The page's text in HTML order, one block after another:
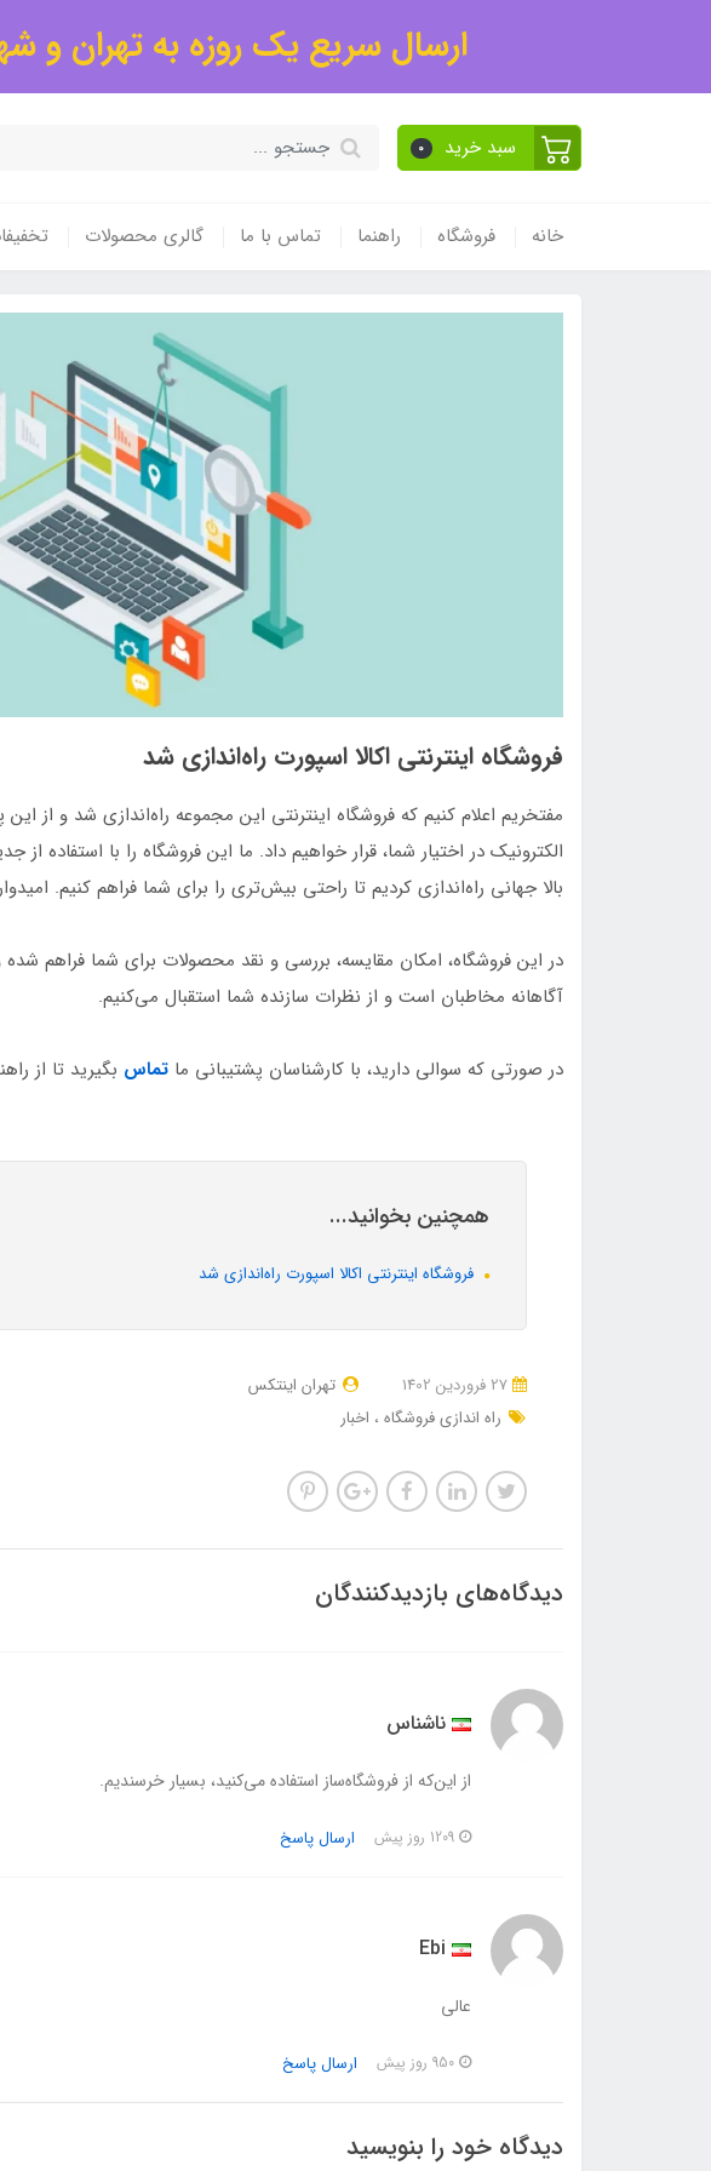
ارسال سریع یک روزه به تهران و
سبد خرید 0
خانه فروشگاه راهنما تماس با ما گالری محصولات
فروشگاه اینترنتی اکالا اسپورت راه‌اندازی شد
مفتخریم اعلام کنیم که فروشگاه اینترنتی این مجموعه راه‌اندازی شد و
الکترونیک در اختیار شما، قرار خواهیم داد. ما این فروشگاه را با استفاده از
بالا جهانی راه‌اندازی کردیم تا راحتی بیش‌تری را برای شما فراهم کنیم.
در این فروشگاه، امکان مقایسه، بررسی و نقد محصولات برای شما فراهم
آگاهانه مخاطبان است و از نظرات سازنده شما استقبال می‌کنیم.
در صورتی که سوالی دارید، با کارشناسان پشتیبانی ما تماس بگیرید تا از
همچنین بخوانید...
فروشگاه اینترنتی اکالا اسپورت راه‌اندازی شد
تهران اینتکس
راه اندازی فروشگاه
اخبار
دیدگاه‌های بازدیدکنندگان
ناشناس
از این‌که از فروشگاه‌ساز استفاده می‌کنید، بسیار خرسندیم.
ارسال پاسخ
Ebi
عالی
ارسال پاسخ
دیدگاه خود را بنویسید